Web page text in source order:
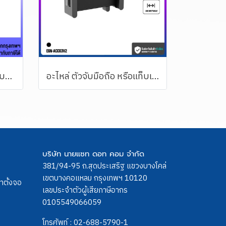
อะไหล่ (59) แป้นยึดจอ แบบติดกับเสา (รองรับ 15 กิโลกรัม) อะไหล่ ตัวจับมือถือ หรือแท็บเล็ต ขนาด 4.7-15 นิ้ว ERGONOZ รุ่น TABLET HOLDER Ver.2 (ใช้กับเพลทขาตั้งจอ BDEE ได้)
ตั้งจอ
บริษัท นายแซท ดอท คอม จำกัด
381/94-95 ถ.สุดประเสริฐ แขวงบางโคล่
เขตบางคอแหลม กรุงเทพฯ 10120
เลขประจำตัวผู้เสียภาษีอากร
0105549066059
โทรศัพท์ : 02-688-5790-1